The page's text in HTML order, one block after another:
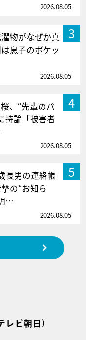
2026.08.05
3
物がなぜか真
息子のポケッ
2026.08.05
4
、“先輩のパ
持論「被害者
2026.08.05
5
長男の連絡帳
の“お知ら
…
2026.08.05
レビ朝日）